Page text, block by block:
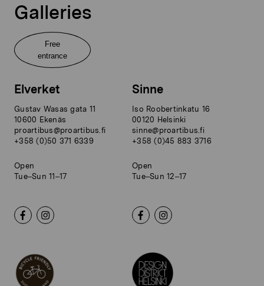
Galleries
Free
entrance
Elverket
Gustav Wasas gata 11
10600 Ekenäs
proartibus@proartibus.fi
+358 (0)50 371 6339
Open
Tue–Sun 11–17
Sinne
Iso Roobertinkatu 16
00120 Helsinki
sinne@proartibus.fi
+358 (0)45 883 3716
Open
Tue–Sun 12–17